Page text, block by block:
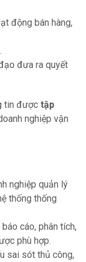
động bán hàng,
đưa ra quyết
tin được tập
nghiệp vận
nghiệp quản lý
thống thống
cáo, phân tích,
phù hợp.
sai sót thủ công,